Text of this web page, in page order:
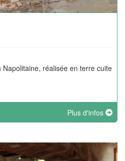
réalisée en terre cuite
Plus d'infos